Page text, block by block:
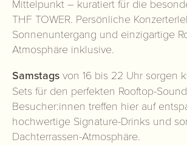
Mittelpunkt – kuratiert für die
THF TOWER. Persönliche
Sonnenuntergang und einzigartige
Atmosphäre inklusive.
Samstags von 16 bis 22 Uhr sorgen
Sets für den perfekten Rooftop-
Besucher:innen treffen hier auf
hochwertige Signature-Drinks und
Dachterrassen-Atmosphäre.